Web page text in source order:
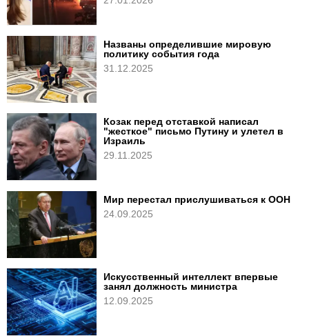
Названы определившие мировую
политику события года
31.12.2025
Козак перед отставкой написал
"жесткое" письмо Путину и улетел в
Израиль
29.11.2025
Мир перестал прислушиваться к ООН
24.09.2025
Искусственный интеллект впервые
занял должность министра
12.09.2025